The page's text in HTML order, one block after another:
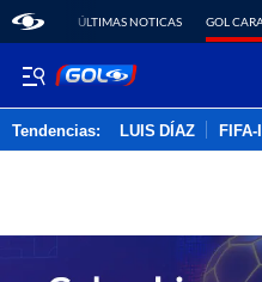
ÚLTIMAS NOTICAS GOL
Tendencias: LUIS DÍAZ FIFA-